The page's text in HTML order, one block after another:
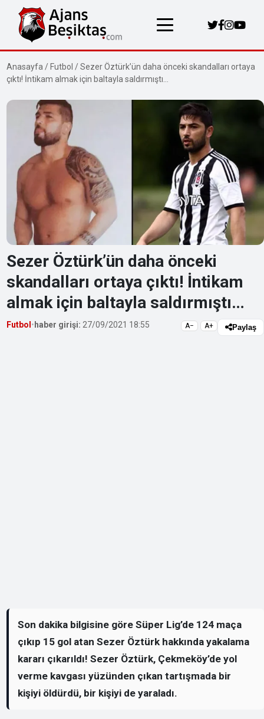
Anasayfa / Futbol /Sezer Öztürk’ün daha önceki skandalları ortaya
çıktı! İntikam almak için baltayla saldırmıştı…
Sezer Öztürk’ün daha önceki
skandalları ortaya çıktı! İntikam
almak için baltayla saldırmıştı…
Futbol • haber girişi: 27/09/2021 18:55 A− A+ Paylaş
Son dakika bilgisine göre Süper Lig’de 124 maça
çıkıp 15 gol atan Sezer Öztürk hakkında yakalama
kararı çıkarıldı! Sezer Öztürk, Çekmeköy’de yol
verme kavgası yüzünden çıkan tartışmada bir
kişiyi öldürdü, bir kişiyi de yaraladı.